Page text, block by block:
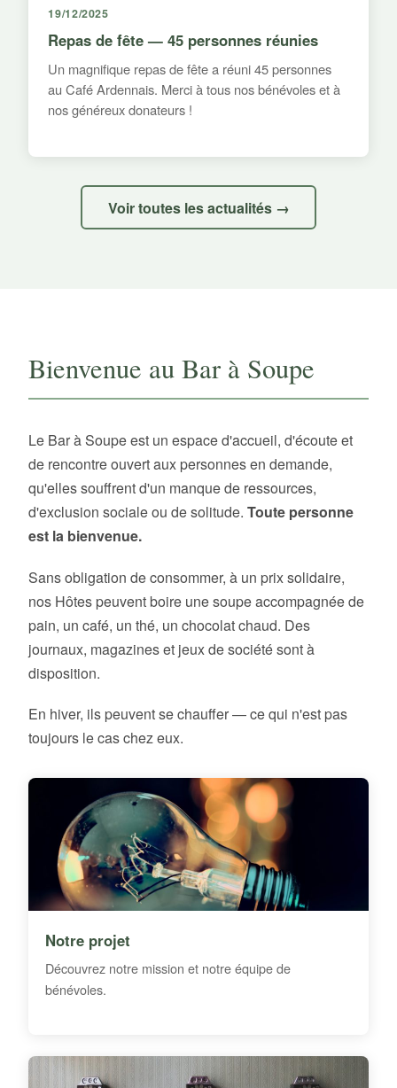
19/12/2025
Repas de fête — 45 personnes réunies
Un magnifique repas de fête a réuni 45 personnes
au Café Ardennais. Merci à tous nos bénévoles et à
nos généreux donateurs !
Voir toutes les actualités →
Bienvenue au Bar à Soupe
Le Bar à Soupe est un espace d'accueil, d'écoute et
de rencontre ouvert aux personnes en demande,
qu'elles souffrent d'un manque de ressources,
d'exclusion sociale ou de solitude. Toute personne
est la bienvenue.
Sans obligation de consommer, à un prix solidaire,
nos Hôtes peuvent boire une soupe accompagnée de
pain, un café, un thé, un chocolat chaud. Des
journaux, magazines et jeux de société sont à
disposition.
En hiver, ils peuvent se chauffer — ce qui n'est pas
toujours le cas chez eux.
Notre projet
Découvrez notre mission et notre équipe de
bénévoles.